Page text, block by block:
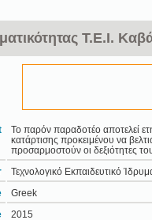
Τ.Ε.Ι.
Το παρόν παραδοτέο αποτελεί
κατάρτισης προκειμένου να
προσαρμοστούν οι δεξιότητες
Τεχνολογικό Εκπαιδευτικό
Greek
2015